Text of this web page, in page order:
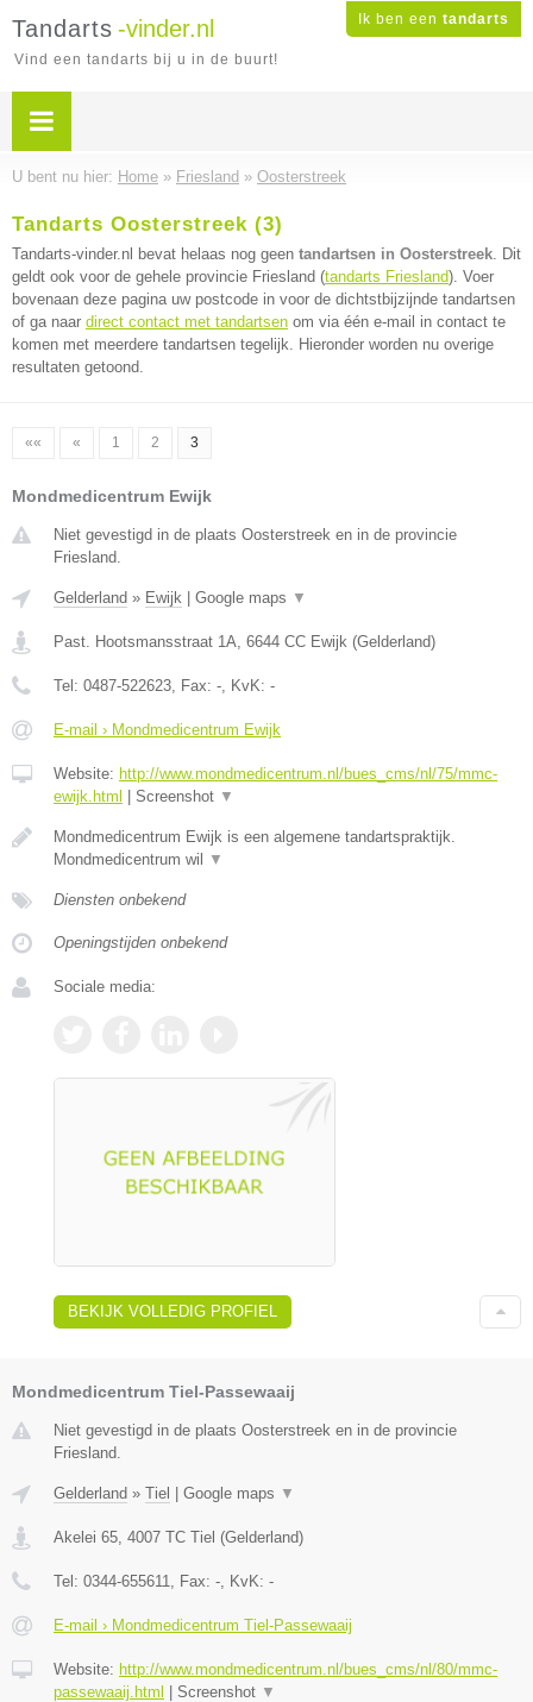
Ik ben een tandarts
Tandarts -vinder.nl
Vind een tandarts bij u in de buurt!
U bent nu hier: Home » Friesland » Oosterstreek
Tandarts Oosterstreek (3)
Tandarts-vinder.nl bevat helaas nog geen tandartsen in Oosterstreek. Dit
geldt ook voor de gehele provincie Friesland (tandarts Friesland). Voer
bovenaan deze pagina uw postcode in voor de dichtstbijzijnde tandartsen
of ga naar direct contact met tandartsen om via één e-mail in contact te
komen met meerdere tandartsen tegelijk. Hieronder worden nu overige
resultaten getoond.
«« « 1 2 3
Mondmedicentrum Ewijk
Niet gevestigd in de plaats Oosterstreek en in de provincie
Friesland.
Gelderland » Ewijk Google maps ▼
Past. Hootsmansstraat 1A, 6644 CC Ewijk (Gelderland)
Tel: 0487-522623, Fax: -, KvK: -
E-mail › Mondmedicentrum Ewijk
Website: http://www.mondmedicentrum.nl/bues_cms/nl/75/mmc-
ewijk.html
Screenshot ▼
Mondmedicentrum Ewijk is een algemene tandartspraktijk.
Mondmedicentrum wil
▼
Diensten onbekend
Openingstijden onbekend
Sociale media:
BEKIJK VOLLEDIG PROFIEL
Mondmedicentrum Tiel-Passewaaij
Niet gevestigd in de plaats Oosterstreek en in de provincie
Friesland.
Gelderland » Tiel | Google maps ▼
Akelei 65 4007 TC Tiel (Gelderland)
Tel: 0344-655611 , Fax: - , KvK: -
E-mail › Mondmedicentrum Tiel-Passewaaij
Website: http://www.mondmedicentrum.nl/bues_cms/nl/80/mmc-
passewaaij.html | Screenshot ▼